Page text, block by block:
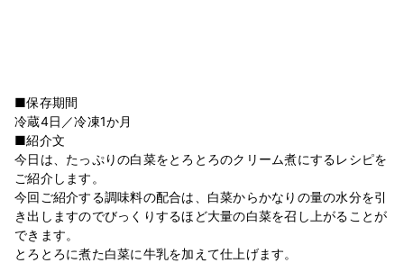
■保存期間
冷蔵4日／冷凍1か月
■紹介文
今日は、たっぷりの白菜をとろとろのクリーム煮にするレシピを
ご紹介します。
今回ご紹介する調味料の配合は、白菜からかなりの量の水分を引
き出しますのでびっくりするほど大量の白菜を召し上がることが
できます。
とろとろに煮た白菜に牛乳を加えて仕上げます。